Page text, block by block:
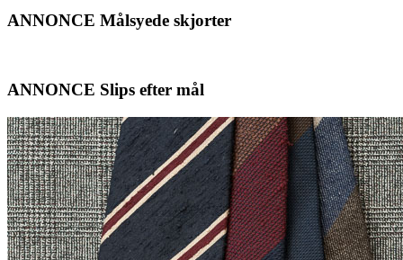
ANNONCE Målsyede skjorter
ANNONCE Slips efter mål